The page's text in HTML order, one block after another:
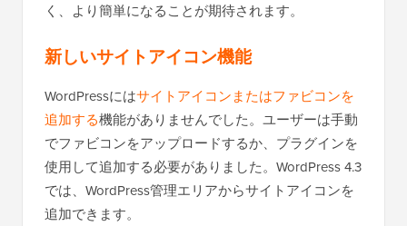
く、より簡単になることが期待されます。
新しいサイトアイコン機能
WordPressにはサイトアイコンまたはファビコンを
追加する機能がありませんでした。ユーザーは手動
でファビコンをアップロードするか、プラグインを
使用して追加する必要がありました。WordPress 4.3
では、WordPress管理エリアからサイトアイコンを
追加できます。